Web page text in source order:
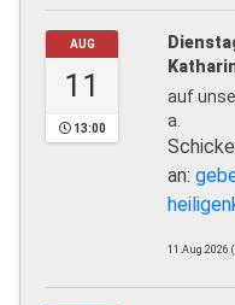
AUG
11
13:00
auf
a.
an:
11.Aug.2026